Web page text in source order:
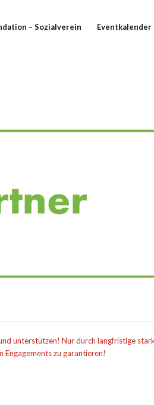
– Sozialverein Eventkalender
unterstützen! Nur durch langfristige
zu garantieren!